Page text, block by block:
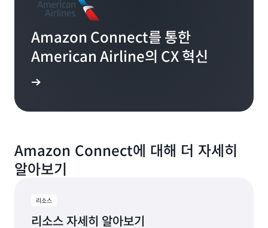
Amazon Connect를 통한
American Airline의 CX 혁신
Amazon Connect에 대해 더 자세히
알아보기
리소스
리소스 자세히 알아보기